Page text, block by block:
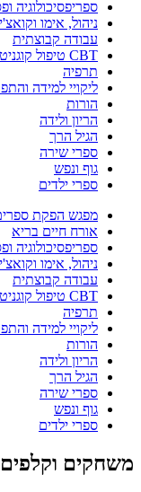
ספריפסיכולוגיה
ניהול, אימו
עבודה קבוצתית
CBT טיפול קוגניטיבי התנהגותי
תרפיה
ליקויי למידה
הורות
הריון ולידה
הגיל הרך
ספרי שירה
גוף ונפש
ספרי ילדים
מפגש הפקת
אורח חיים בריא
ספריפסיכולוגיה
ניהול, אימו
עבודה קבוצתית
CBT טיפול קוגניטיבי התנהגותי
תרפיה
ליקויי למידה
הורות
הריון ולידה
הגיל הרך
ספרי שירה
גוף ונפש
ספרי ילדים
משחקים וקלפים